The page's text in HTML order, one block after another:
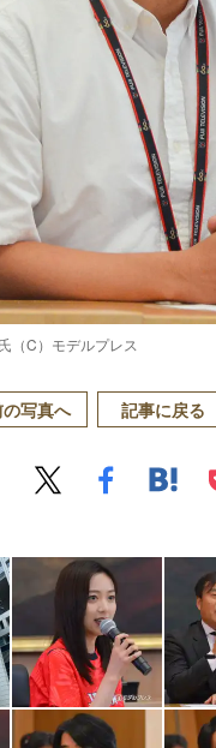
（C）モデルプレス
写真へ 記事に戻る